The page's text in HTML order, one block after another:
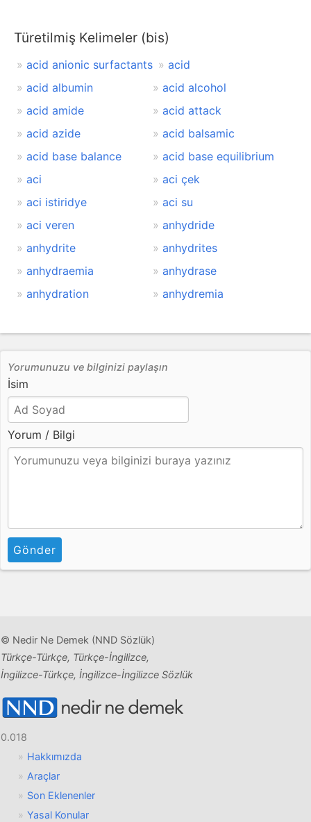
Türetilmiş Kelimeler (bis)
acid anionic surfactants
acid
acid albumin
acid alcohol
acid amide
acid attack
acid azide
acid balsamic
acid base balance
acid base equilibrium
aci
aci çek
aci istiridye
aci su
aci veren
anhydride
anhydrite
anhydrites
anhydraemia
anhydrase
anhydration
anhydremia
Yorumunuzu ve bilginizi paylaşın
İsim
Yorum / Bilgi
Gönder
© Nedir Ne Demek (NND Sözlük)
Türkçe-Türkçe, Türkçe-İngilizce,
İngilizce-Türkçe, İngilizce-İngilizce Sözlük
0.018
Hakkımızda
Araçlar
Son Eklenenler
Yasal Konular